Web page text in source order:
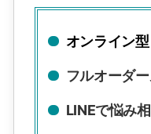
オンライン
フルオーダ
LINEで悩み